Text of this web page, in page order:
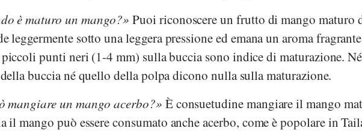
è maturo un mango? Puoi riconoscere un frutto di mango maturo
leggermente sotto una leggera pressione ed emana un aroma
punti neri (1-4 mm) sulla buccia sono indice di maturazione.
buccia né quello della polpa dicono nulla sulla maturazione.
mangiare un mango acerbo?
È consuetudine mangiare il mango
il mango può essere consumato anche acerbo, come è popolare in